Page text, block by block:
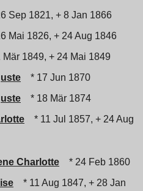
Sep 1821, + 8 Jan 1866
Mai 1826, + 24 Aug 1846
Mär 1849, + 24 Mai 1849
* 17 Jun 1870
* 18 Mär 1874
* 11 Jul 1857, + 24 Aug
Charlotte
* 24 Feb 1860
* 11 Aug 1847, + 28 Jan